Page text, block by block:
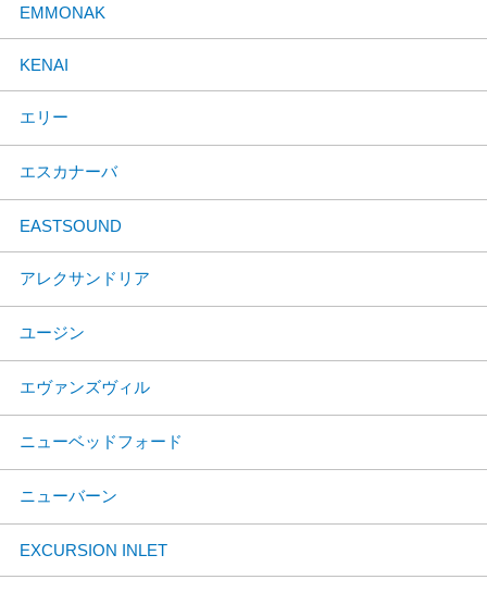
EMMONAK
KENAI
エリー
エスカナーバ
EASTSOUND
アレクサンドリア
ユージン
エヴァンズヴィル
ニューベッドフォード
ニューバーン
EXCURSION INLET